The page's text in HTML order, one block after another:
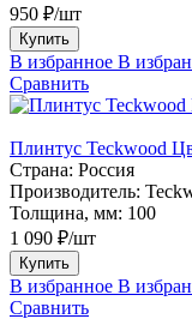
950 ₽/шт
Купить
В избранное В
Сравнить
Плинтус Teckwood
Страна: Россия
Производитель:
Толщина, мм: 100
1 090 ₽/шт
Купить
В избранное В
Сравнить